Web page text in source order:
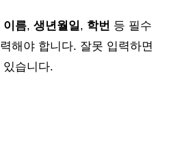
이름, 생년월일 , 학번 등 필수
해야 합니다. 잘못 입력하면
있습니다.